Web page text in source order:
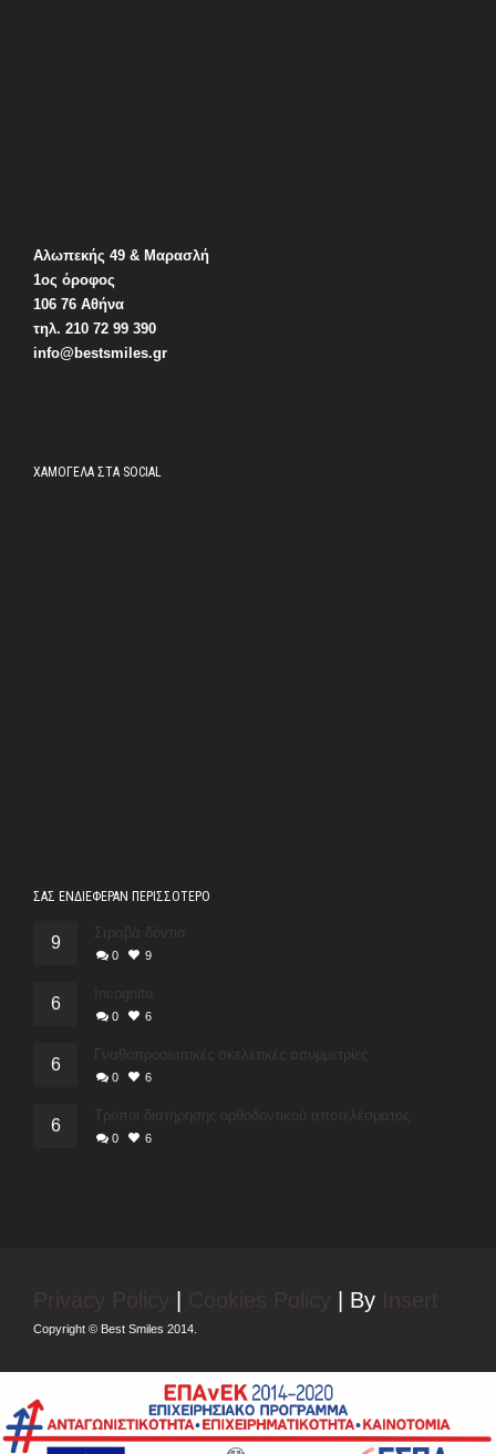
Αλωπεκής 49 & Μαρασλή
1ος όροφος
106 76 Αθήνα
τηλ. 210 72 99 390
info@bestsmiles.gr
ΧΑΜΟΓΕΛΑ ΣΤΑ SOCIAL
ΣΑΣ ΕΝΔΙΕΦΕΡΑΝ ΠΕΡΙΣΣΟΤΕΡΟ
9
Στραβά δόντια
0 9
6
Incognito
0 6
6
Γναθοπροσωπικές σκελετικές ασυμμετρίες
0 6
6
Τρόποι διατήρησης ορθοδοντικού αποτελέσματος
0 6
Privacy Policy Cookies Policy | By Insert
Copyright © Best Smiles 2014.